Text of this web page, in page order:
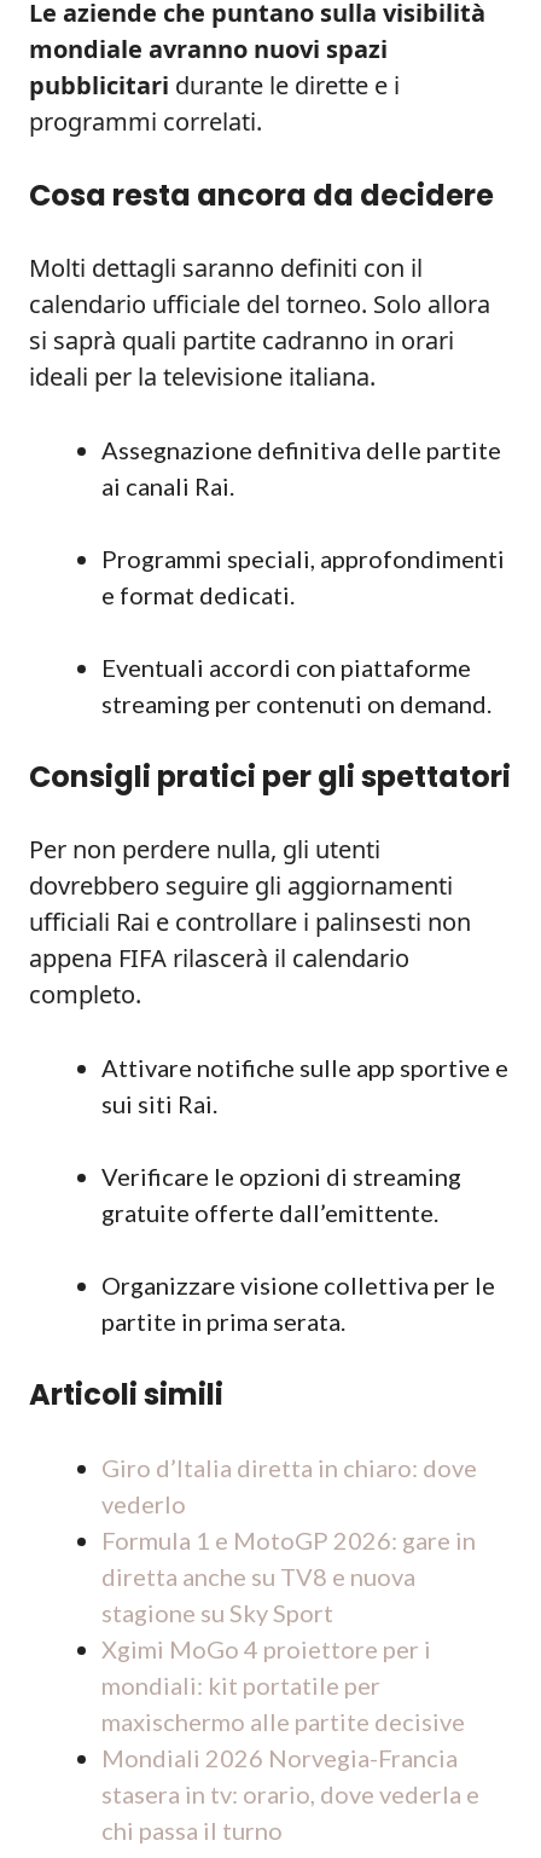
Le aziende che puntano sulla visibilità
mondiale avranno nuovi spazi
pubblicitari durante le dirette e i
programmi correlati.
Cosa resta ancora da decidere
Molti dettagli saranno definiti con il
calendario ufficiale del torneo. Solo allora
si saprà quali partite cadranno in orari
ideali per la televisione italiana.
Assegnazione definitiva delle partite
ai canali Rai.
Programmi speciali, approfondimenti
e format dedicati.
Eventuali accordi con piattaforme
streaming per contenuti on demand.
Consigli pratici per gli spettatori
Per non perdere nulla, gli utenti
dovrebbero seguire gli aggiornamenti
ufficiali Rai e controllare i palinsesti non
appena FIFA rilascerà il calendario
completo.
Attivare notifiche sulle app sportive e
sui siti Rai.
Verificare le opzioni di streaming
gratuite offerte dall’emittente.
Organizzare visione collettiva per le
partite in prima serata.
Articoli simili
Giro d’Italia diretta in chiaro: dove
vederlo
Formula 1 e MotoGP 2026: gare in
diretta anche su TV8 e nuova
stagione su Sky Sport
Xgimi MoGo 4 proiettore per i
mondiali: kit portatile per
maxischermo alle partite decisive
Mondiali 2026 Norvegia-Francia
stasera in tv: orario, dove vederla e
chi passa il turno